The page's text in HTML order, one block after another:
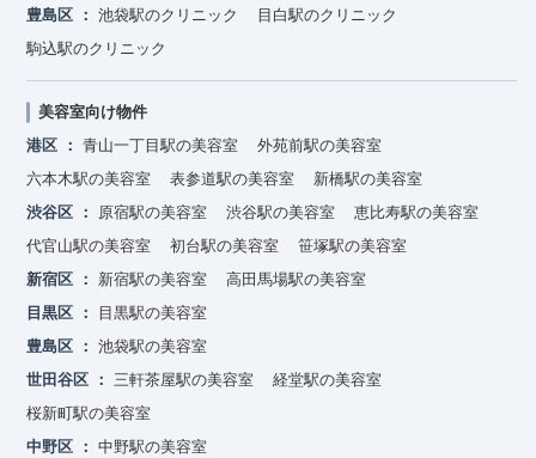
豊島区
池袋駅のクリニック
目白駅のクリニック
駒込駅のクリニック
美容室向け物件
港区
青山一丁目駅の美容室
外苑前駅の美容室
六本木駅の美容室
表参道駅の美容室
新橋駅の美容室
渋谷区
原宿駅の美容室 渋谷駅の美容室
恵比寿駅の美容室
代官山駅の美容室
初台駅の美容室
笹塚駅の美容室
新宿区
新宿駅の美容室
高田馬場駅の美容室
目黒区
目黒駅の美容室
豊島区
池袋駅の美容室
世田谷区
三軒茶屋駅の美容室
経堂駅の美容室
桜新町駅の美容室
中野区
中野駅の美容室